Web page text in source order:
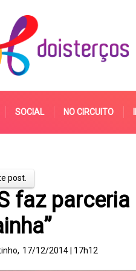
SOCIAL NO CIRCUITO
post.
faz
17/12/2014 | 17h12